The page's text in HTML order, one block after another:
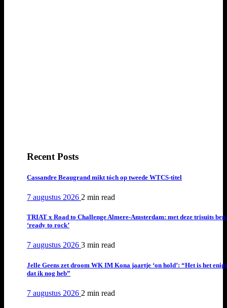
Recent Posts
Cassandre Beaugrand mikt tóch op tweede WTCS-titel
7 augustus 2026 2 min read
TRIAT x Road to Challenge Almere-Amsterdam: met deze trisuits ben
‘ready to rock’
7 augustus 2026 3 min read
Jelle Geens zet droom WK IM Kona jaartje ‘on hold’: “Het is het
dat ik nog heb”
7 augustus 2026 2 min read